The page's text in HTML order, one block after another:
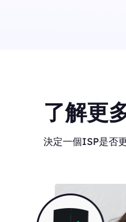
了解更
決定一個ISP是否